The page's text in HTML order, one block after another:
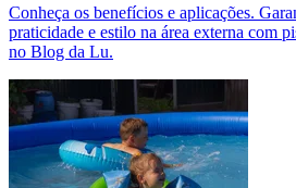
Conheça os benefícios e aplicações.
praticidade e estilo na área externa com
no Blog da Lu.